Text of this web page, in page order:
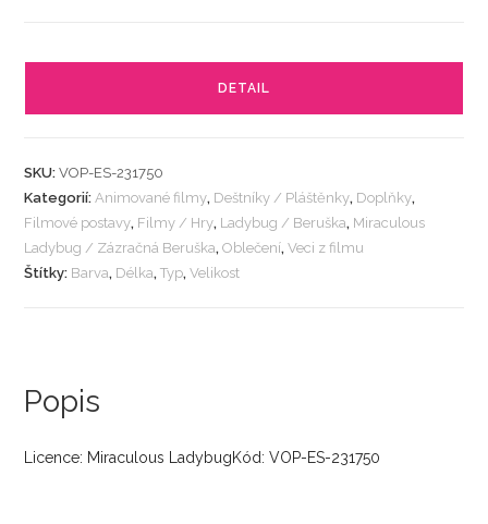
DETAIL
SKU:VOP-ES-231750
Kategorií: Animované filmy, Deštníky / Pláštěnky, Doplňky,
Filmové postavy, Filmy / Hry, Ladybug / Beruška, Miraculous
Ladybug / Zázračná Beruška,Oblečení,Veci z filmu
Štítky: Barva, Délka,Typ,Velikost
Popis
Licence: Miraculous LadybugKód: VOP-ES-231750